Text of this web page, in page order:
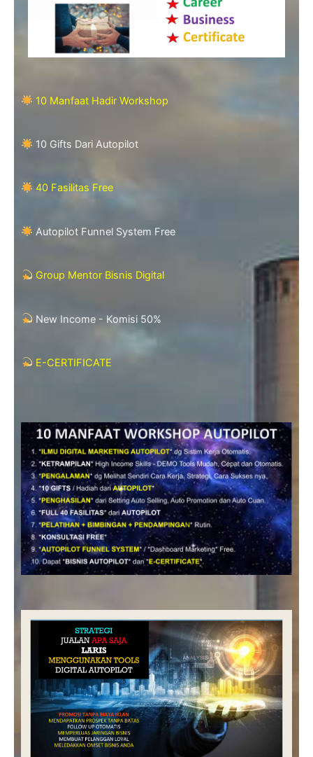
10 Manfaat Hadir Workshop
10 Gifts Dari Autopilot
40 Fasilitas Free
Autopilot Funnel System Free
Group Mentor Bisnis Digital
New Income - Komisi 50%
E-CERTIFICATE